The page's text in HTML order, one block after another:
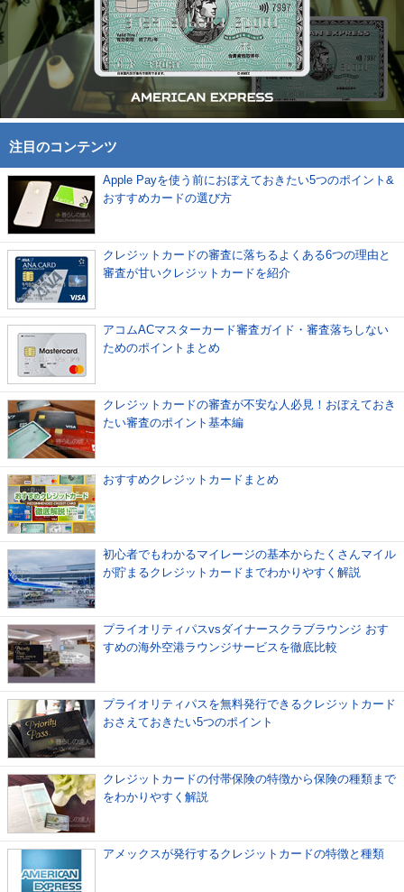
注目のコンテンツ
Apple Payを使う前におぼえておきたい5つのポイント&
おすすめカードの選び方
クレジットカードの審査に落ちるよくある6つの理由と
審査が甘いクレジットカードを紹介
アコムACマスターカード審査ガイド・審査落ちしない
ためのポイントまとめ
クレジットカードの審査が不安な人必見！おぼえておき
たい審査のポイント基本編
おすすめクレジットカードまとめ
初心者でもわかるマイレージの基本からたくさんマイル
が貯まるクレジットカードまでわかりやすく解説
プライオリティパスvsダイナースクラブラウンジ おす
すめの海外空港ラウンジサービスを徹底比較
プライオリティパスを無料発行できるクレジットカード
おさえておきたい5つのポイント
クレジットカードの付帯保険の特徴から保険の種類まで
をわかりやすく解説
アメックスが発行するクレジットカードの特徴と種類